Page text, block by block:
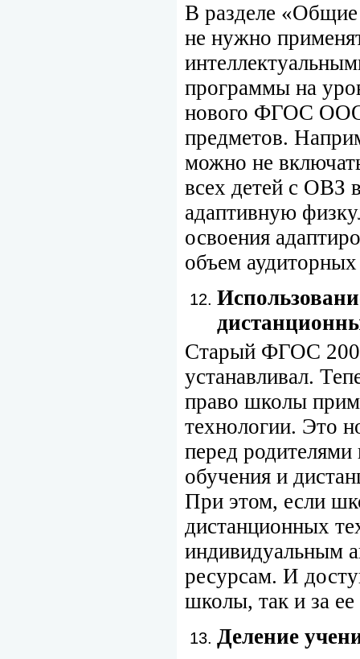
В разделе
не нужно
программы на
нового ФГОС ООО.
предметов.
можно не
всех детей с ОВЗ
адаптивную
освоения
объем
Старый ФГОС
устанавливал.
право школы
технологии. Это
перед родителями
обучения и
При этом, если
дистанционных
индивидуальным
ресурсам. И
школы, так и за
Деление